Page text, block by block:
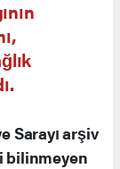
Sarayı arşiv
bilinmeyen